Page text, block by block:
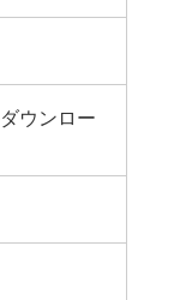
ウンロー